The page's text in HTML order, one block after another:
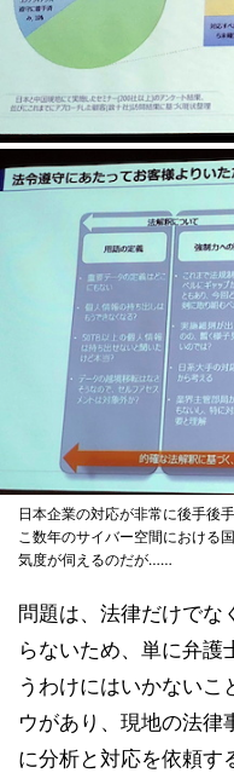
日本企業の対応が非常に後手後
こ数年のサイバー空間における
気度が伺えるのだが……
問題は、法律だけでな
らないため、単に弁護
うわけにはいかないこ
ウがあり、現地の法律
に分析と対応を依頼す